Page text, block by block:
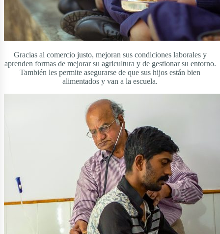
Gracias al comercio justo, mejoran sus condiciones laborales y
aprenden formas de mejorar su agricultura y de gestionar su entorno.
También les permite asegurarse de que sus hijos están bien
alimentados y van a la escuela.